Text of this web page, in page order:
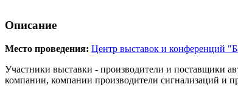
Описание
Место проведения: Центр выставок и конференций
Участники выставки - производители и поставщики
компании, компании производители сигнализаций и